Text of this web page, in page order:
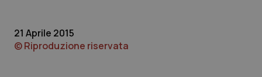
Oncologia & Nutrizione
21 Aprile 2015
© Riproduzione riservata